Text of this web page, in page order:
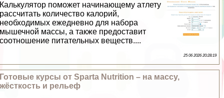
Калькулятор поможет начинающему атлету
рассчитать количество калорий,
необходимых ежедневно для набора
мышечной массы, а также предоставит
соотношение питательных веществ....
25 06 2026 20:28:19
Готовые курсы от Sparta Nutrition – на массу,
жёсткость и рельеф